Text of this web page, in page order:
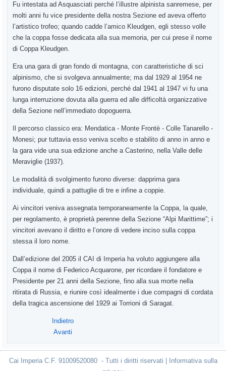
Fu intestata ad Asquasciati perché l’illustre alpinista sanremese, per
molti anni fu vice presidente della nostra Sezione ed aveva offerto
l’artistico trofeo; quando cadde l’amico Kleudgen, egli stesso volle
che la coppa fosse dedicata alla sua memoria, per cui prese il nome
di Coppa Kleudgen.
Era una gara di gran fondo di montagna, con caratteristiche di sci
alpinismo, che si svolgeva annualmente; ma dal 1929 al 1954 ne
furono disputate solo 16 edizioni, perché dal 1941 al 1947 vi fu una
lunga interruzione dovuta alla guerra ed alle difficoltà organizzative
della Sezione nell’immediato dopoguerra.
Il percorso classico era: Mendatica - Monte Frontè - Colle Tanarello -
Monesi; pur tuttavia esso veniva scelto e stabilito di anno in anno e
la gara vide una sua edizione anche a Casterino, nella Valle delle
Meraviglie (1937).
Le modalità di svolgimento furono diverse: dapprima gara
individuale, quindi a pattuglie di tre e infine a coppie.
Ai vincitori veniva assegnata temporaneamente la Coppa, la quale,
per regolamento, è proprietà perenne della Sezione “Alpi Marittime”; i
vincitori avevano il diritto e l’onore di vedere inciso sulla coppa
stessa il loro nome.
Dall’edizione del 2005 il CAI di Imperia ha voluto aggiungere alla
Coppa il nome di Federico Acquarone, per ricordare il fondatore e
Presidente per 21 anni della Sezione, fino alla sua morte nella
ritirata di Russia, e riunire così idealmente i due compagni di cordata
della tragica ascensione del 1929 ai Torrioni di Saragat.
Indietro
Avanti
Cai Imperia C.F. 91009520080 - Tutti i diritti riservati | Informativa sulla